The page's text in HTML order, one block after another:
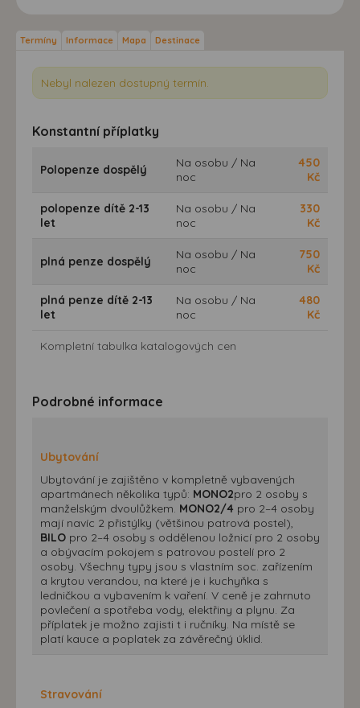
Termíny Informace Mapa Destinace
Nebyl nalezen dostupný termín.
Konstantní příplatky
Polopenze dospělý
Na osobu / Na
noc
450
Kč
polopenze dítě 2-13
let
Na osobu / Na
noc
330
Kč
plná penze dospělý
Na osobu / Na
noc
750
Kč
plná penze dítě 2-13
let
Na osobu / Na
noc
480
Kč
Kompletní tabulka katalogových cen
Podrobné informace
Ubytování
Ubytování je zajištěno v kompletně vybavených
apartmánech několika typů: MONO2pro 2 osoby s
manželským dvoulůžkem. MONO2/4 pro 2–4 osoby
mají navíc 2 přistýlky (většinou patrová postel),
BILO pro 2–4 osoby s oddělenou ložnicí pro 2 osoby
a obývacím pokojem s patrovou postelí pro 2
osoby. Všechny typy jsou s vlastním soc. zařízením
a krytou verandou, na které je i kuchyňka s
ledničkou a vybavením k vaření. V ceně je zahrnuto
povlečení a spotřeba vody, elektřiny a plynu. Za
příplatek je možno zajisti t i ručníky. Na místě se
platí kauce a poplatek za závěrečný úklid.
Stravování